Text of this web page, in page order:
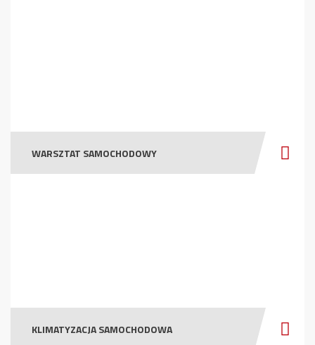
WARSZTAT SAMOCHODOWY
KLIMATYZACJA SAMOCHODOWA